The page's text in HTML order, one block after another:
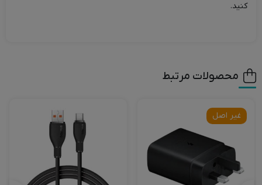
کنید.
محصولات مرتبط
غیر اصل